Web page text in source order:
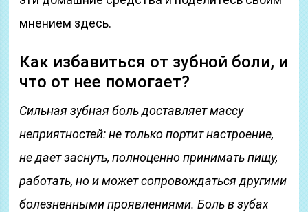
мнением здесь.
Как избавиться от зубной боли, и
что от нее помогает?
Сильная зубная боль доставляет массу
неприятностей: не только портит настроение,
не дает заснуть, полноценно принимать пищу,
работать, но и может сопровождаться другими
болезненными проявлениями. Боль в зубах